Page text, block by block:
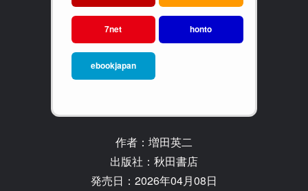
7net honto
ebookjapan
作者：増田英二
出版社：秋田書店
発売日：2026年04月08日